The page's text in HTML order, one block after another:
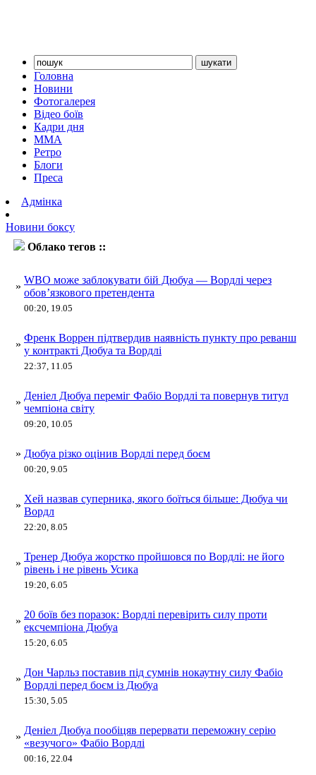
Головна
Новини
Фотогалерея
Відео боїв
Кадри дня
ММА
Ретро
Блоги
Преса
Адмінка
Новини боксу
Облако тегов ::
»
WBO може заблокувати бій Дюбуа — Вордлі через
обов’язкового претендента
00:20, 19.05
»
Френк Воррен підтвердив наявність пункту про реванш
у контракті Дюбуа та Вордлі
22:37, 11.05
»
Деніел Дюбуа переміг Фабіо Вордлі та повернув титул
чемпіона світу
09:20, 10.05
» Дюбуа різко оцінив Вордлі перед боєм
00:20, 9.05
»
Хей назвав суперника, якого боїться більше: Дюбуа чи
Вордл
22:20, 8.05
»
Тренер Дюбуа жорстко пройшовся по Вордлі: не його
рівень і не рівень Усика
19:20, 6.05
»
20 боїв без поразок: Вордлі перевірить силу проти
ексчемпіона Дюбуа
15:20, 6.05
»
Дон Чарльз поставив під сумнів нокаутну силу Фабіо
Вордлі перед боєм із Дюбуа
15:30, 5.05
»
Деніел Дюбуа пообіцяв перервати переможну серію
«везучого» Фабіо Вордлі
00:16, 22.04